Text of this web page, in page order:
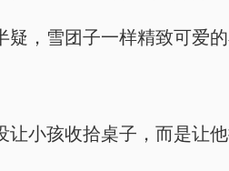
疑，雪团子一样精致可爱
让小孩收拾桌子，而是让